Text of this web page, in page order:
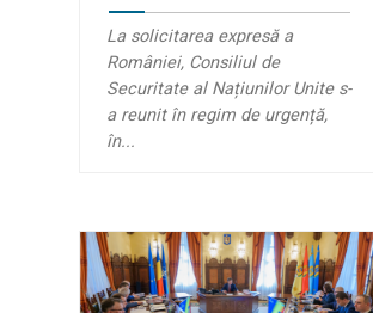
La solicitarea expresă a
României, Consiliul de
Securitate al Națiunilor Unite s-
a reunit în regim de urgență,
în...